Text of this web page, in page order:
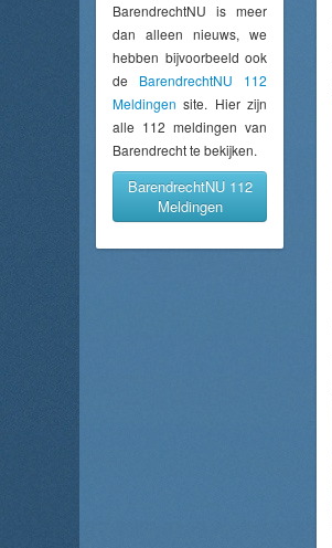
BarendrechtNU is meer
dan alleen nieuws, we
hebben bijvoorbeeld ook
de BarendrechtNU 112
Meldingen site. Hier zijn
alle 112 meldingen van
Barendrecht te bekijken.
BarendrechtNU 112
Meldingen